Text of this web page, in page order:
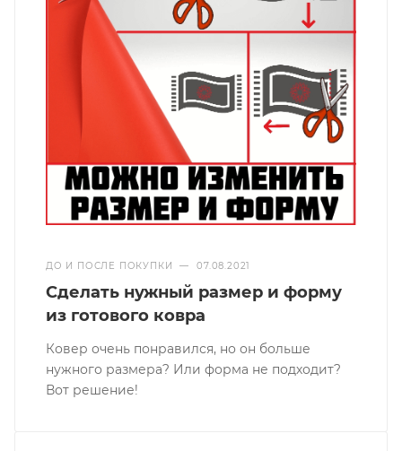
ДО И ПОСЛЕ ПОКУПКИ — 07.08.2021
Сделать нужный размер и форму
из готового ковра
Ковер очень понравился, но он больше
нужного размера? Или форма не подходит?
Вот решение!